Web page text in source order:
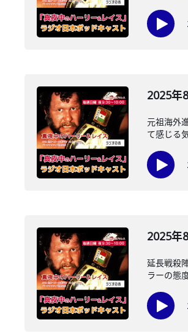
2025年
元祖海外
て感じる
2025年
延長戦殺
ラーの態